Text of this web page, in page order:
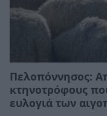
Πελοπόννησος:
κτηνοτρόφους
ευλογιά των